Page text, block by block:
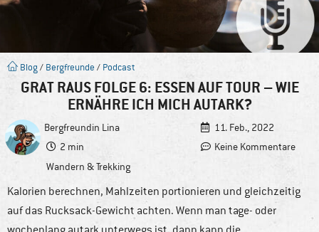
Blog / Bergfreunde / Podcast
GRAT RAUS FOLGE 6: ESSEN AUF TOUR – WIE
ERNÄHRE ICH MICH AUTARK?
Bergfreundin Lina
11. Feb., 2022
2 min
Keine Kommentare
Wandern & Trekking
Kalorien berechnen, Mahlzeiten portionieren und gleichzeitig
auf das Rucksack-Gewicht achten. Wenn man tage- oder